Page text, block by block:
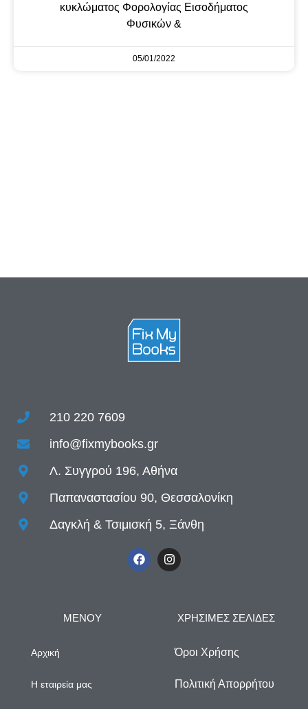
κυκλώματος Φορολογίας Εισοδήματος
Φυσικών &
05/01/2022
210 220 7609
info@fixmybooks.gr
Λ. Συγγρού 196, Αθήνα
Παπαναστασίου 90, Θεσσαλονίκη
Δαγκλή & Τσιμισκή 5, Ξάνθη
ΜΕΝΟΥ
Αρχική
Η εταιρεία μας
ΧΡΗΣΙΜΕΣ ΣΕΛΙΔΕΣ
Όροι Χρήσης
Πολιτική Απορρήτου